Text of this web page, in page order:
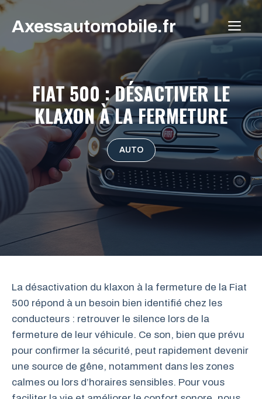
Aller
contenu
Axessautomobile.fr
FIAT 500 : DÉSACTIVER LE
KLAXON À LA FERMETURE
AUTO
La désactivation du klaxon à la fermeture de la Fiat
500 répond à un besoin bien identifié chez les
conducteurs : retrouver le silence lors de la
fermeture de leur véhicule. Ce son, bien que prévu
pour confirmer la sécurité, peut rapidement devenir
une source de gêne, notamment dans les zones
calmes ou lors d’horaires sensibles. Pour vous